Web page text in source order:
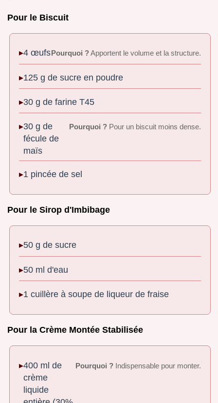
Pour le Biscuit
4 œufs Pourquoi ?Apportent le volume et la structure.
125 g de sucre en poudre
30 g de farine T45
30 g de
fécule de
maïs
Pourquoi ?Pour un biscuit moins dense.
1 pincée de sel
Pour le Sirop d'Imbibage
50 g de sucre
50 ml d'eau
1 cuillère à soupe de liqueur de fraise
Pour la Crème Montée Stabilisée
400 ml de
crème
liquide
Pourquoi ?Indispensable pour monter.